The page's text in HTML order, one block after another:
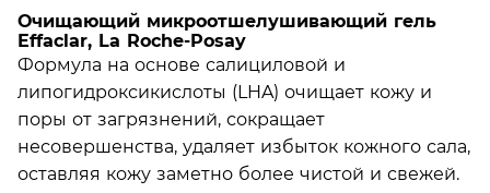
Очищающий микроотшелушивающий гель
Effaclar, La Roche-Posay
Формула на основе салициловой и
липогидроксикислоты (LHA) очищает кожу и
поры от загрязнений, сокращает
несовершенства, удаляет избыток кожного сала,
оставляя кожу заметно более чистой и свежей.